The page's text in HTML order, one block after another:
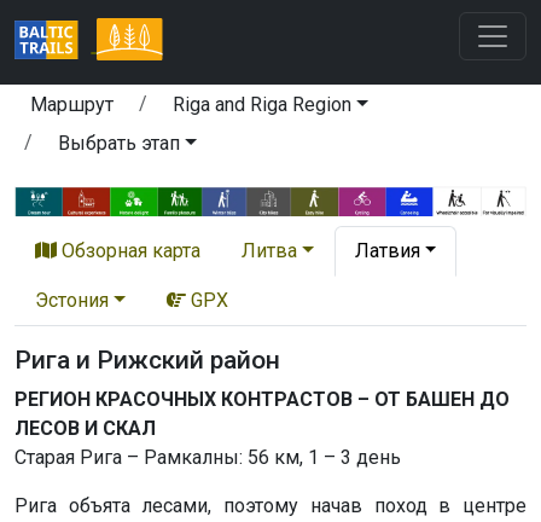
Маршрут
Riga and Riga Region
Выбрать этап
Обзорная карта Литва Латвия
Эстония GPX
Рига и Рижский район
РЕГИОН КРАСОЧНЫХ КОНТРАСТОВ – ОТ БАШЕН ДО
ЛЕСОВ И СКАЛ
Старая Рига – Рамкалны: 56 км, 1 – 3 день
Рига объята лесами, поэтому начав поход в центре